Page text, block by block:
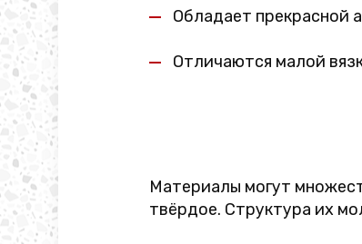
Обладает прекрасной
Отличаются малой
Материалы могут
твёрдое. Структура их